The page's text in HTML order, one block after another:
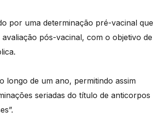
por uma determinação pré-vacinal que
pós-vacinal, com o objetivo de
longo de um ano, permitindo assim
seriadas do título de anticorpos